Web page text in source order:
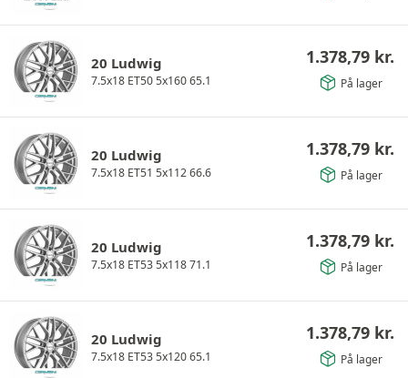
20 Ludwig
7.5x18 ET50 5x160 65.1
1.378,79 kr.
På lager
20 Ludwig
7.5x18 ET51 5x112 66.6
1.378,79 kr.
På lager
20 Ludwig
7.5x18 ET53 5x118 71.1
1.378,79 kr.
På lager
20 Ludwig
7.5x18 ET53 5x120 65.1
1.378,79 kr.
På lager